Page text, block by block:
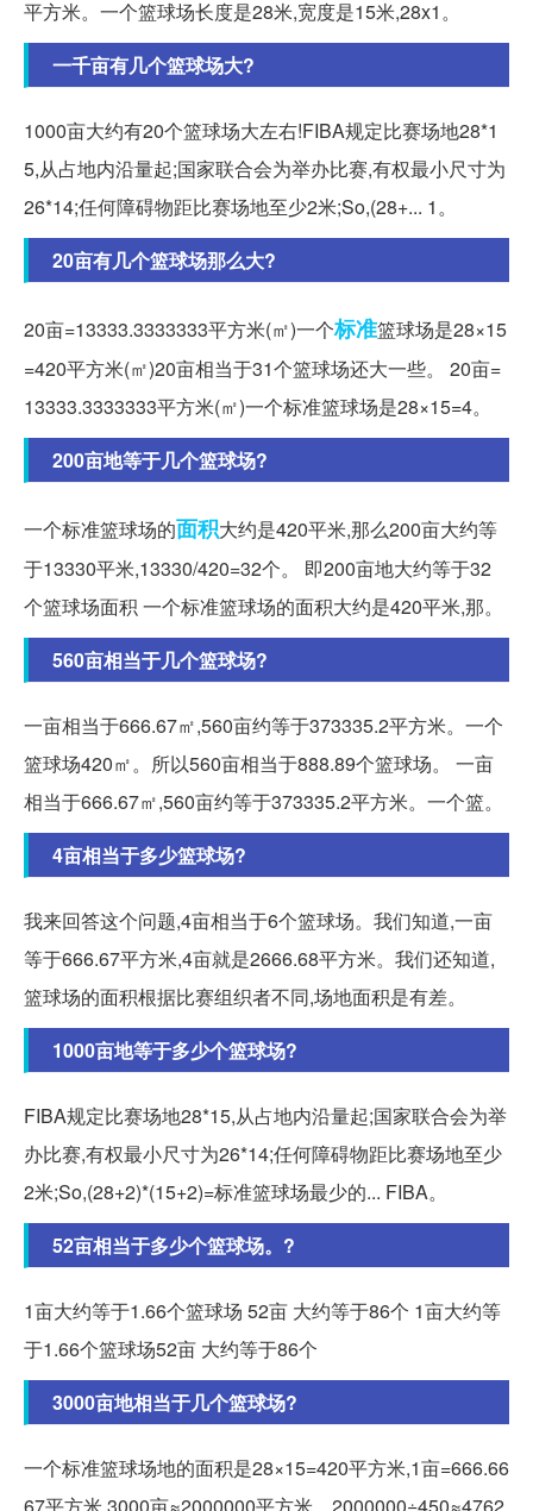
平方米。一个篮球场长度是28米,宽度是15米,28x1。
一千亩有几个篮球场大?
1000亩大约有20个篮球场大左右!FIBA规定比赛场地28*1
5,从占地内沿量起;国家联合会为举办比赛,有权最小尺寸为
26*14;任何障碍物距比赛场地至少2米;So,(28+... 1。
20亩有几个篮球场那么大?
20亩=13333.3333333平方米(㎡)一个标准篮球场是28×15
=420平方米(㎡)20亩相当于31个篮球场还大一些。 20亩=
13333.3333333平方米(㎡)一个标准篮球场是28×15=4。
200亩地等于几个篮球场?
一个标准篮球场的面积大约是420平米,那么200亩大约等
于13330平米,13330/420=32个。 即200亩地大约等于32
个篮球场面积 一个标准篮球场的面积大约是420平米,那。
560亩相当于几个篮球场?
一亩相当于666.67㎡,560亩约等于373335.2平方米。一个
篮球场420㎡。所以560亩相当于888.89个篮球场。 一亩
相当于666.67㎡,560亩约等于373335.2平方米。一个篮。
4亩相当于多少篮球场?
我来回答这个问题,4亩相当于6个篮球场。我们知道,一亩
等于666.67平方米,4亩就是2666.68平方米。我们还知道,
篮球场的面积根据比赛组织者不同,场地面积是有差。
1000亩地等于多少个篮球场?
FIBA规定比赛场地28*15,从占地内沿量起;国家联合会为举
办比赛,有权最小尺寸为26*14;任何障碍物距比赛场地至少
2米;So,(28+2)*(15+2)=标准篮球场最少的... FIBA。
52亩相当于多少个篮球场。?
1亩大约等于1.66个篮球场 52亩 大约等于86个 1亩大约等
于1.66个篮球场52亩 大约等于86个
3000亩地相当于几个篮球场?
一个标准篮球场地的面积是28×15=420平方米,1亩=666.66
67平方米,3000亩≈2000000平方米。2000000÷450≈4762